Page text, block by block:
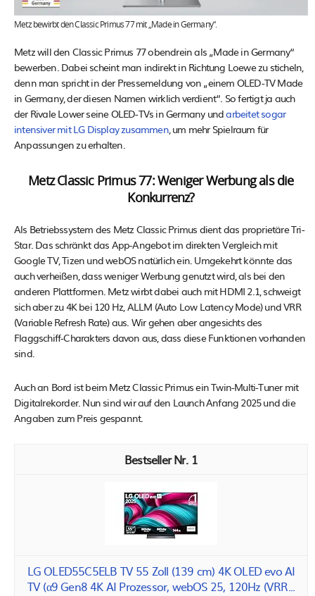
Metz bewirbt den Classic Primus 77 mit „Made in Germany“.
Metz will den Classic Primus 77 obendrein als „Made in Germany“
bewerben. Dabei scheint man indirekt in Richtung Loewe zu sticheln,
denn man spricht in der Pressemeldung von „einem OLED-TV Made
in Germany, der diesen Namen wirklich verdient“. So fertigt ja auch
der Rivale Lower seine OLED-TVs in Germany undarbeitet sogar
intensiver mit LG Display zusammen, um mehr Spielraum für
Anpassungen zu erhalten.
Metz Classic Primus 77: Weniger Werbung als die
Konkurrenz?
Als Betriebssystem des Metz Classic Primus dient das proprietäre Tri-
Star. Das schränkt das App-Angebot im direkten Vergleich mit
Google TV, Tizen und webOS natürlich ein. Umgekehrt könnte das
auch verheißen, dass weniger Werbung genutzt wird, als bei den
anderen Plattformen. Metz wirbt dabei auch mit HDMI 2.1, schweigt
sich aber zu 4K bei 120 Hz, ALLM (Auto Low Latency Mode) und VRR
(Variable Refresh Rate) aus. Wir gehen aber angesichts des
Flaggschiff-Charakters davon aus, dass diese Funktionen vorhanden
sind.
Auch an Bord ist beim Metz Classic Primus ein Twin-Multi-Tuner mit
Digitalrekorder. Nun sind wir auf den Launch Anfang 2025 und die
Angaben zum Preis gespannt.
1
LG OLED55C5ELB TV 55 Zoll (139 cm) 4K OLED evo AI
TV (α9 Gen8 4K AI Prozessor, webOS 25, 120Hz (VRR...